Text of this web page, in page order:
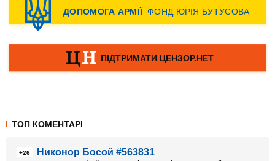
ТОП КОМЕНТАРІ
+26
Никонор Босой #563831